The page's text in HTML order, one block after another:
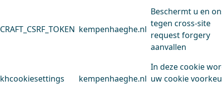
CRAFT_CSRF_TOKEN kempenhaeghe.nl
Beschermt u en
tegen cross-site
request forgery
aanvallen
khcookiesettings kempenhaeghe.nl
In deze cookie
uw cookie